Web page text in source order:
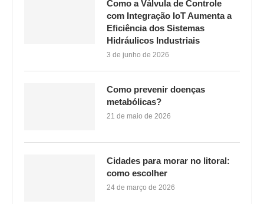
Como a Válvula de Controle
com Integração IoT Aumenta a
Eficiência dos Sistemas
Hidráulicos Industriais
3 de junho de 2026
Como prevenir doenças
metabólicas?
21 de maio de 2026
Cidades para morar no litoral:
como escolher
24 de março de 2026